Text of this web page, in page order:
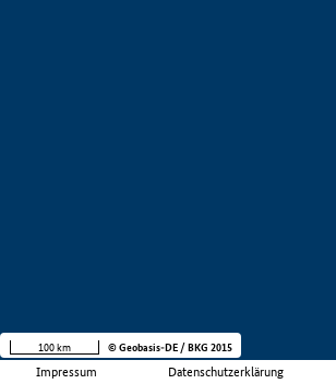
Impressum Datenschutzerklärung
100 km © Geobasis-DE / BKG 2015